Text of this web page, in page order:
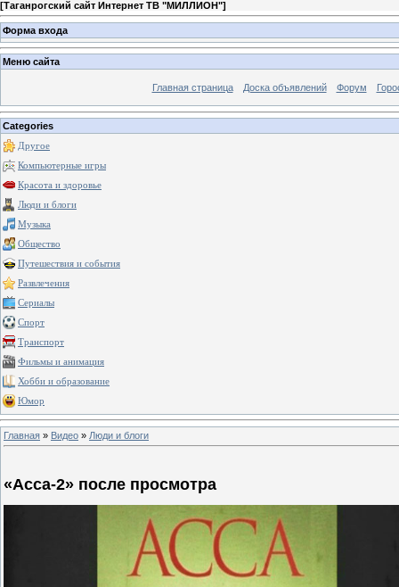
[Таганрогский сайт Интернет ТВ "МИЛЛИОН"]
Форма входа
Меню сайта
Главная страница Доска объявлений Форум
Categories
Другое
Компьютерные игры
Красота и здоровье
Люди и блоги
Музыка
Общество
Путешествия и события
Развлечения
Сериалы
Спорт
Транспорт
Фильмы и анимация
Хобби и образование
Юмор
Главная » Видео » Люди и блоги
«Асса-2» после просмотра